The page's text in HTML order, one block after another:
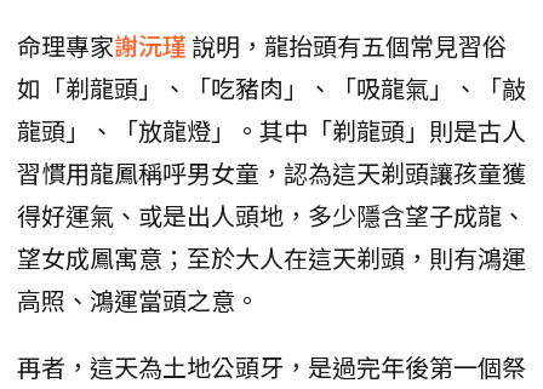
命理專家謝沅瑾 說明，龍抬頭有五個常見習俗
如「剃龍頭」、「吃豬肉」、「吸龍氣」、「敲
龍頭」、「放龍燈」。其中「剃龍頭」則是古人
習慣用龍鳳稱呼男女童，認為這天剃頭讓孩童獲
得好運氣、或是出人頭地，多少隱含望子成龍、
望女成鳳寓意；至於大人在這天剃頭，則有鴻運
高照、鴻運當頭之意。
再者，這天為土地公頭牙，是過完年後第一個祭